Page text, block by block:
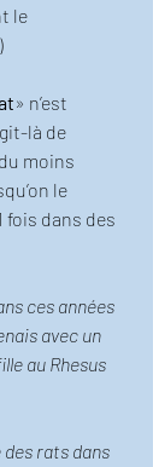
le
» n’est
là de
moins
le
fois dans des
ces années
avec un
au Rhesus
rats dans